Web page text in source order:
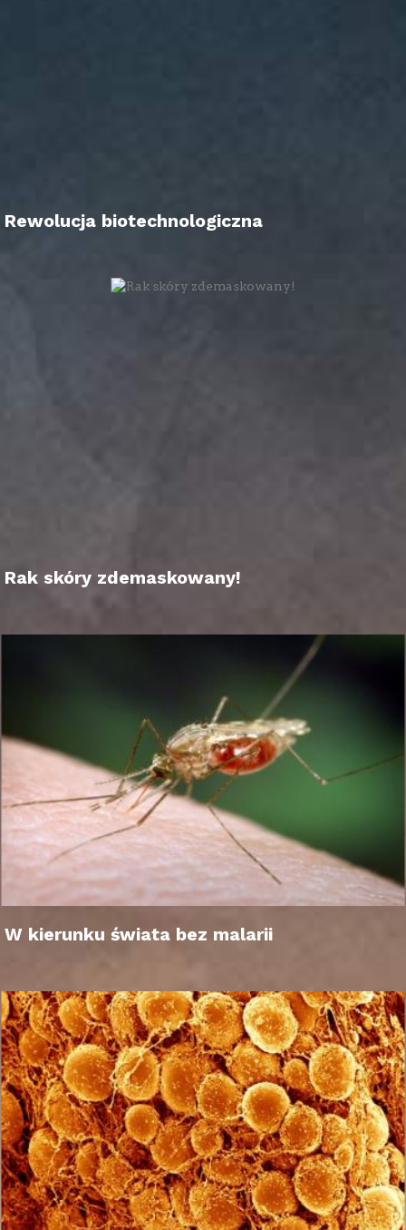
Rewolucja biotechnologiczna
Rak skóry zdemaskowany!
W kierunku świata bez malarii